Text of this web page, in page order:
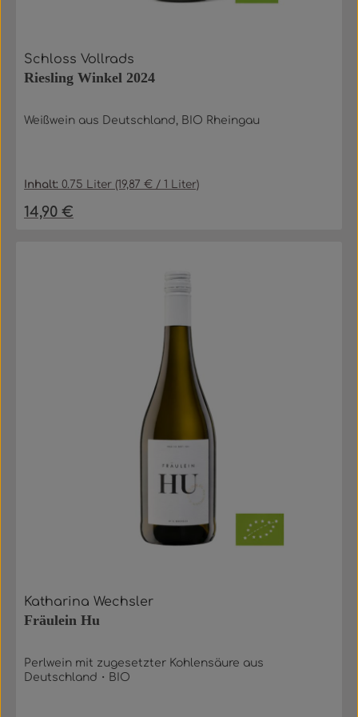
Schloss Vollrads
Riesling Winkel 2024
Weißwein aus Deutschland, BIO Rheingau
Inhalt:0.75 Liter (19,87 € / 1 Liter)
Regulärer Preis:
14,90 €
Katharina Wechsler
Fräulein Hu
Perlwein mit zugesetzter Kohlensäure aus
Deutschland・BIO